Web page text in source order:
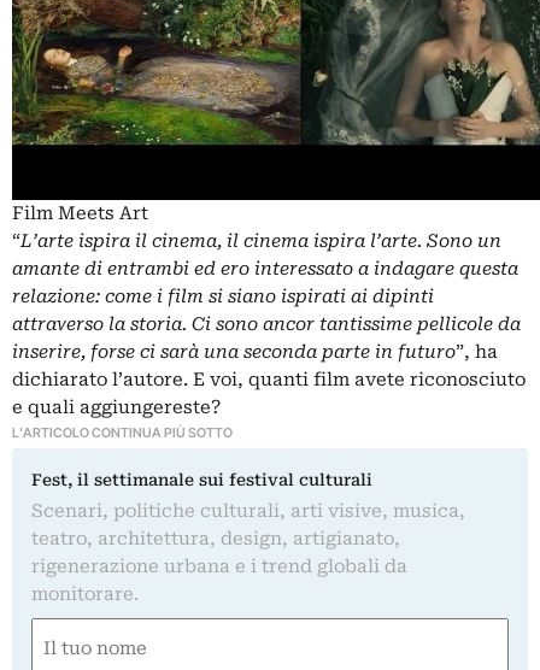
Film Meets Art
“L’arte ispira il cinema, il cinema ispira l’arte. Sono un
amante di entrambi ed ero interessato a indagare questa
relazione: come i film si siano ispirati ai dipinti
attraverso la storia. Ci sono ancor tantissime pellicole da
inserire, forse ci sarà una seconda parte in futuro”, ha
dichiarato l’autore. E voi, quanti film avete riconosciuto
e quali aggiungereste?
L'ARTICOLO CONTINUA PIÙ SOTTO
Fest, il settimanale sui festival culturali
Scenari, politiche culturali, arti visive, musica,
teatro, architettura, design, artigianato,
rigenerazione urbana e i trend globali da
monitorare.
(Obbligatorio)